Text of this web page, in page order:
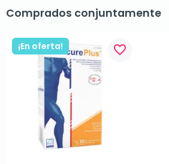
Comprados conjuntamente
¡En oferta! favorite_border